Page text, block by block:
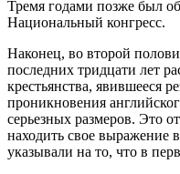
Тремя годами позже был
Национальный конгресс.
Наконец, во второй
последних тридцати лет
крестьянства, явившееся
проникновения
серьезных размеров. Это
находить свое
указывали на то, что в